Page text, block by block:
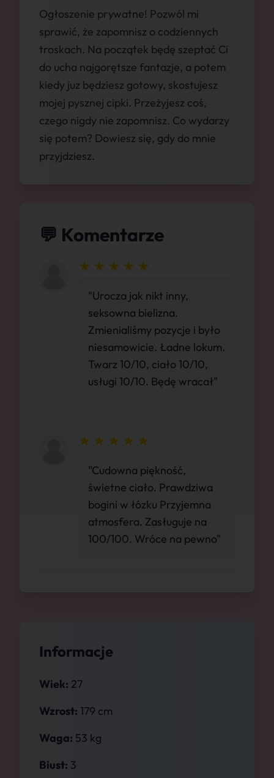
Informacje
Wiek: 27
Wzrost: 179 cm
Waga: 53 kg
Biust: 3
Ogłoszenie prywatne! Pozwól mi
sprawić, że zapomnisz o codziennych
troskach. Na początek będę szeptać Ci
do ucha najgorętsze fantazje, a potem
kiedy juz będziesz gotowy, skostujesz
mojej pysznej cipki. Przeżyjesz coś,
czego nigdy nie zapomnisz. Co wydarzy
się potem? Dowiesz się, gdy do mnie
przyjdziesz.
💬 Komentarze
"Urocza jak nikt inny,
seksowna bielizna.
Zmienialiśmy pozycje i było
niesamowicie. Ładne lokum.
Twarz 10/10, ciało 10/10,
usługi 10/10. Będę wracał"
"Cudowna piękność,
świetne ciało. Prawdziwa
bogini w łózku Przyjemna
atmosfera. Zasługuje na
100/100. Wróce na pewno"